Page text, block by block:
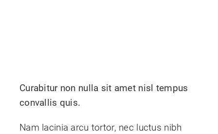
Curabitur non nulla sit amet nisl tempus
convallis quis.
Nam lacinia arcu tortor, nec luctus nibh